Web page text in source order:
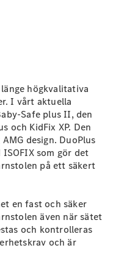
högkvalitativa
I vårt aktuella
Safe plus II, den
och KidFix XP. Den
design. DuoPlus
som gör det
på ett säkert
en fast och säker
även när sätet
och kontrolleras
och är